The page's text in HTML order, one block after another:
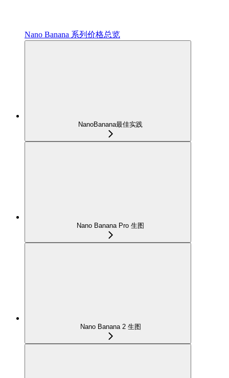
Nano Banana 系列价格总览
NanoBanana最佳实践
Nano Banana Pro 生图
Nano Banana 2 生图